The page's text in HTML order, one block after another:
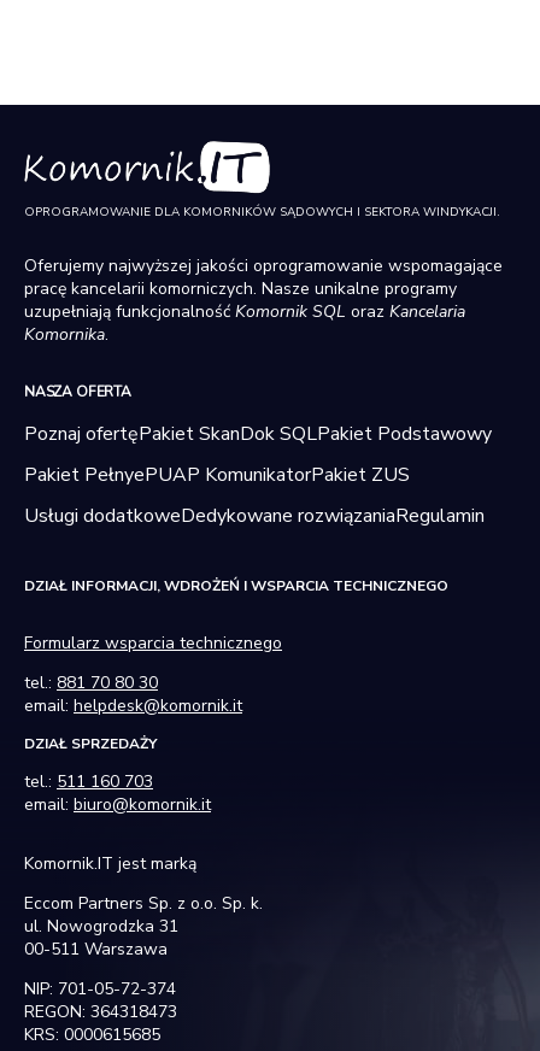
OPROGRAMOWANIE DLA KOMORNIKÓW SĄDOWYCH I SEKTORA WINDYKACJI.
Oferujemy najwyższej jakości oprogramowanie wspomagające
pracę kancelarii komorniczych. Nasze unikalne programy
uzupełniają funkcjonalność Komornik SQL oraz Kancelaria
Komornika.
NASZA OFERTA
Poznaj ofertęPakiet SkanDok SQLPakiet Podstawowy
Pakiet PełnyePUAP KomunikatorPakiet ZUS
Usługi dodatkoweDedykowane rozwiązaniaRegulamin
DZIAŁ INFORMACJI, WDROŻEŃ I WSPARCIA TECHNICZNEGO
Formularz wsparcia technicznego
tel.: 881 70 80 30
email: helpdesk@komornik.it
DZIAŁ SPRZEDAŻY
tel.: 511 160 703
email: biuro@komornik.it
Komornik.IT jest marką
Eccom Partners Sp. z o.o. Sp. k.
ul. Nowogrodzka 31
00-511 Warszawa
NIP: 701-05-72-374
REGON: 364318473
KRS: 0000615685